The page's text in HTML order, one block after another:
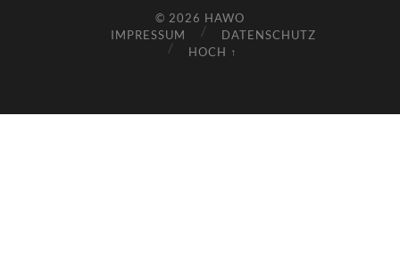
© 2026 HAWO
IMPRESSUM
DATENSCHUTZ
HOCH ↑